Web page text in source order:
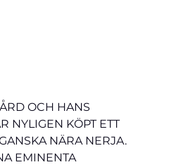
OCH HANS
NYLIGEN KÖPT ETT
NÄRA NERJA.
EMINENTA